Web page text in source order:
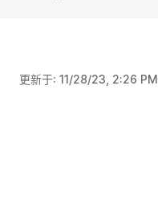
更新于: 11/28/23, 2:26 PM